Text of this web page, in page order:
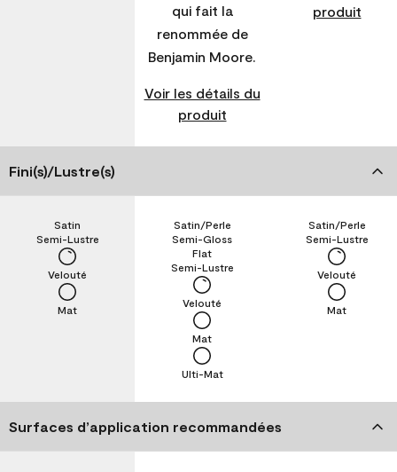
qui fait la
renommée de
Benjamin Moore.
Voir les détails du
produit
produit
Fini(s)/Lustre(s)
Mat
Velouté
Semi-Lustre
Satin
Ulti-Mat
Mat
Velouté
Semi-Lustre
Flat
Semi-Gloss
Satin/Perle
Mat
Velouté
Semi-Lustre
Satin/Perle
Surfaces d’application recommandées